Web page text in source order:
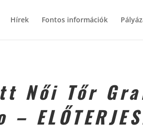
Hírek Fontos információk
Női Tőr
–